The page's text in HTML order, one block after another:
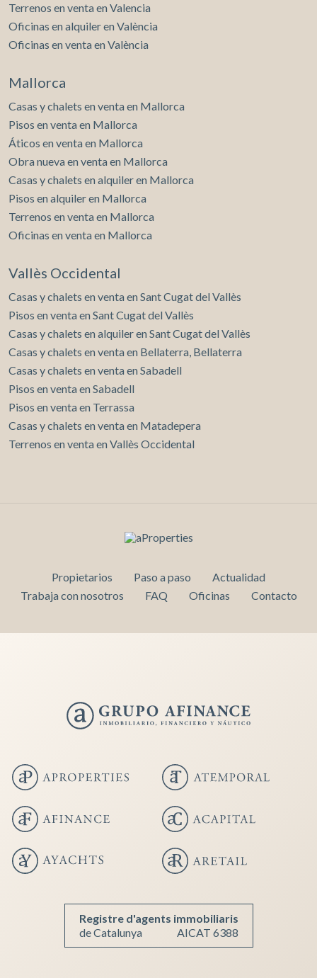
Terrenos en venta en Valencia
Oficinas en alquiler en València
Oficinas en venta en València
Mallorca
Casas y chalets en venta en Mallorca
Pisos en venta en Mallorca
Áticos en venta en Mallorca
Obra nueva en venta en Mallorca
Casas y chalets en alquiler en Mallorca
Pisos en alquiler en Mallorca
Terrenos en venta en Mallorca
Oficinas en venta en Mallorca
Vallès Occidental
Casas y chalets en venta en Sant Cugat del Vallès
Pisos en venta en Sant Cugat del Vallès
Casas y chalets en alquiler en Sant Cugat del Vallès
Casas y chalets en venta en Bellaterra, Bellaterra
Casas y chalets en venta en Sabadell
Pisos en venta en Sabadell
Pisos en venta en Terrassa
Casas y chalets en venta en Matadepera
Terrenos en venta en Vallès Occidental
Propietarios Paso a paso
Actualidad
Trabaja con nosotros
FAQ Oficinas Contacto
Registre d'agents immobiliaris
de Catalunya
AICAT 6388